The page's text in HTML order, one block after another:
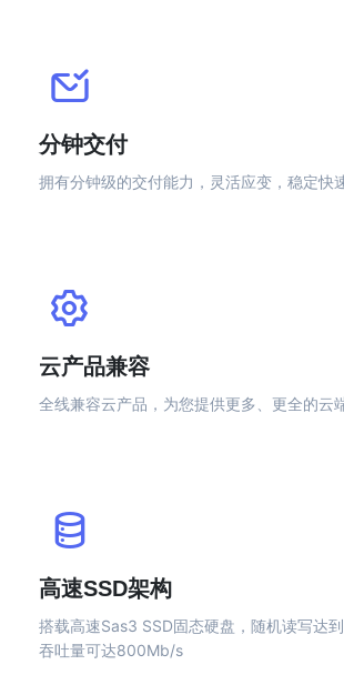
分钟交付
拥有分钟级的交付能力，灵活应变，稳定快
云产品兼容
全线兼容云产品，为您提供更多、更全的云
高速SSD架构
搭载高速Sas3 SSD固态硬盘，随机读写达
吞吐量可达800Mb/s